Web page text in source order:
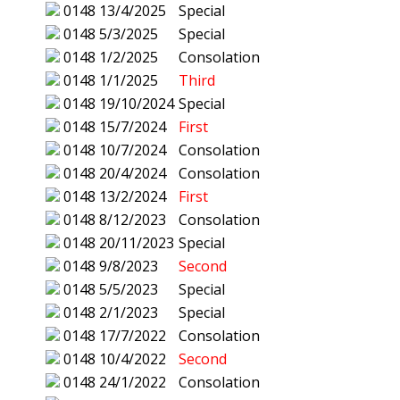
0148 13/4/2025
Special
0148 5/3/2025
Special
0148 1/2/2025
Consolation
0148 1/1/2025
Third
0148 19/10/2024 Special
0148 15/7/2024
First
0148 10/7/2024
Consolation
0148 20/4/2024
Consolation
0148 13/2/2024
First
0148 8/12/2023
Consolation
0148 20/11/2023 Special
0148 9/8/2023
Second
0148 5/5/2023
Special
0148 2/1/2023
Special
0148 17/7/2022
Consolation
0148 10/4/2022
Second
0148 24/1/2022
Consolation